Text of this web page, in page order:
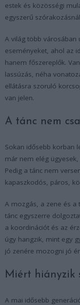
estek és közösségi
egyszerű
A világ több városában
eseményeket, ahol az
hanem főszereplők.
lassúzás, néha
ellátásra szoruló
van jelen.
A tánc nem
Sokan idősebb korban
már nem elég
Pedig a tánc nem
kapaszkodós, páros,
A mozgás, a zene és a
tánc egyszerre
a koordinációt és az
úgy hangzik, mint egy
jó zenére mozogni jó
Miért hiányzik
A mai idősebb